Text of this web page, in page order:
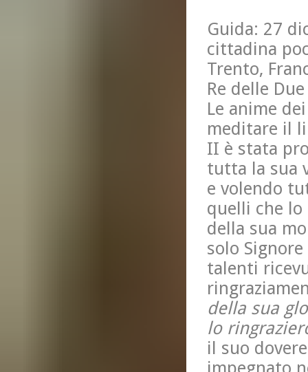
Guida: 27
cittadina
Trento,
Re delle
Le anime
meditare il
II è stata
tutta la sua
e volendo
quelli che lo
della sua
solo
talenti
della sua
lo
il suo
impegnato